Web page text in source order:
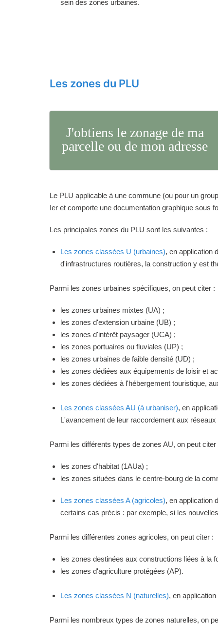
sein des zones urbaines.
Les zones du PLU
J'obtiens le zonage de ma
parcelle ou de mon adresse
Le PLU applicable à une commune (ou pour un
Ier et comporte une documentation graphique sous
Les principales zones du PLU sont les suivantes :
Les zones classées U (urbaines), en application
d'infrastructures routières, la construction y est
Parmi les zones urbaines spécifiques, on peut citer :
les zones urbaines mixtes (UA) ;
les zones d'extension urbaine (UB) ;
les zones d'intérêt paysager (UCA) ;
les zones portuaires ou fluviales (UP) ;
les zones urbaines de faible densité (UD) ;
les zones dédiées aux équipements de loisir et
les zones dédiées à l'hébergement touristique,
Les zones classées AU (à urbaniser), en
L'avancement de leur raccordement aux
Parmi les différents types de zones AU, on peut citer
les zones d'habitat (1AUa) ;
les zones situées dans le centre-bourg de la
Les zones classées A (agricoles), en application
certains cas précis : par exemple, si les
Parmi les différentes zones agricoles, on peut citer :
les zones destinées aux constructions liées à la
les zones d'agriculture protégées (AP).
Les zones classées N (naturelles), en
Parmi les nombreux types de zones naturelles, on